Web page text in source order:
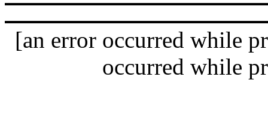
[an error occurred while
occurred while